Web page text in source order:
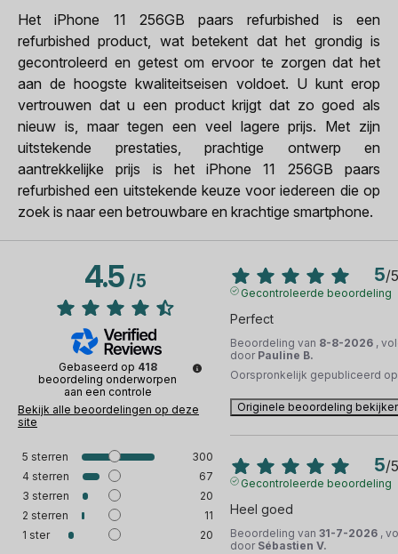
Het iPhone 11 256GB paars refurbished is een
refurbished product, wat betekent dat het grondig is
gecontroleerd en getest om ervoor te zorgen dat het
aan de hoogste kwaliteitseisen voldoet. U kunt erop
vertrouwen dat u een product krijgt dat zo goed als
nieuw is, maar tegen een veel lagere prijs. Met zijn
uitstekende prestaties, prachtige ontwerp en
aantrekkelijke prijs is het iPhone 11 256GB paars
refurbished een uitstekende keuze voor iedereen die op
zoek is naar een betrouwbare en krachtige smartphone.
4.5/5
Gebaseerd op 418
beoordeling onderworpen
aan een controle
Bekijk alle beoordelingen op deze
site
5 sterren
300
4 sterren
67
3 sterren
20
2 sterren
11
1 ster 20
5/5
Gecontroleerde beoordeling
Perfect
Beoordeling van 8-8-2026 ,
door Pauline B.
Oorspronkelijk gepubliceerd
Originele beoordeling
5/5
Gecontroleerde beoordeling
Heel goed
Beoordeling van 31-7-2026 ,
door Sébastien V.